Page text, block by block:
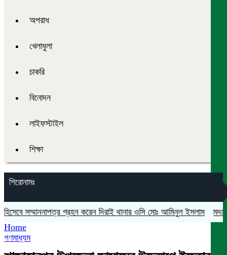
অপরাধ
খেলাধুলা
চাকরি
বিনোদন
লাইফস্টাইল
শিক্ষা
শিরোনামঃ
সম্মাননাপত্র গ্রহন করেন দিরাই থানার ওসি মোঃ আমিনুল ইসলাম মদনে
Home
গণমাধ্যম